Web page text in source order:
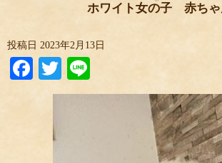
ホワイト女の子 赤ち
投稿日 2023年2月13日
Facebook
Twitter